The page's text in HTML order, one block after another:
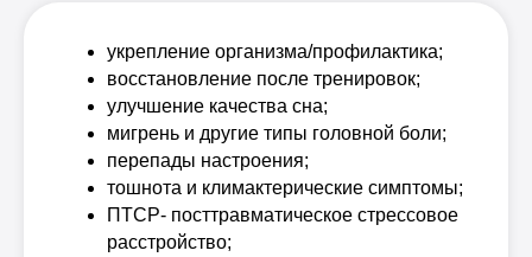
укрепление организма/профилактика;
восстановление после тренировок;
улучшение качества сна;
мигрень и другие типы головной боли;
перепады настроения;
тошнота и климактерические симптомы;
ПТСР- посттравматическое стрессовое
расстройство;